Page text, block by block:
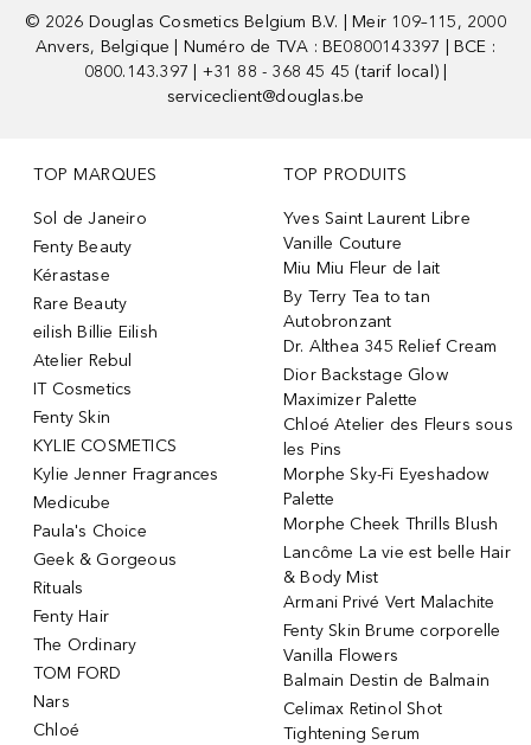
© 2026 Douglas Cosmetics Belgium B.V. | Meir 109–115, 2000
Anvers, Belgique | Numéro de TVA : BE0800143397 | BCE :
0800.143.397 | +31 88 - 368 45 45 (tarif local) |
serviceclient@douglas.be
TOP MARQUES
Sol de Janeiro
Fenty Beauty
Kérastase
Rare Beauty
eilish Billie Eilish
Atelier Rebul
IT Cosmetics
Fenty Skin
KYLIE COSMETICS
Kylie Jenner Fragrances
Medicube
Paula's Choice
Geek & Gorgeous
Rituals
Fenty Hair
The Ordinary
TOM FORD
Nars
Chloé
TOP PRODUITS
Yves Saint Laurent Libre
Vanille Couture
Miu Miu Fleur de lait
By Terry Tea to tan
Autobronzant
Dr. Althea 345 Relief Cream
Dior Backstage Glow
Maximizer Palette
Chloé Atelier des Fleurs sous
les Pins
Morphe Sky-Fi Eyeshadow
Palette
Morphe Cheek Thrills Blush
Lancôme La vie est belle Hair
& Body Mist
Armani Privé Vert Malachite
Fenty Skin Brume corporelle
Vanilla Flowers
Balmain Destin de Balmain
Celimax Retinol Shot
Tightening Serum